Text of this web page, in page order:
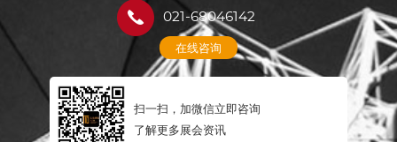
021-68046142
在线咨询
扫一扫，加微信立即咨询
了解更多展会资讯